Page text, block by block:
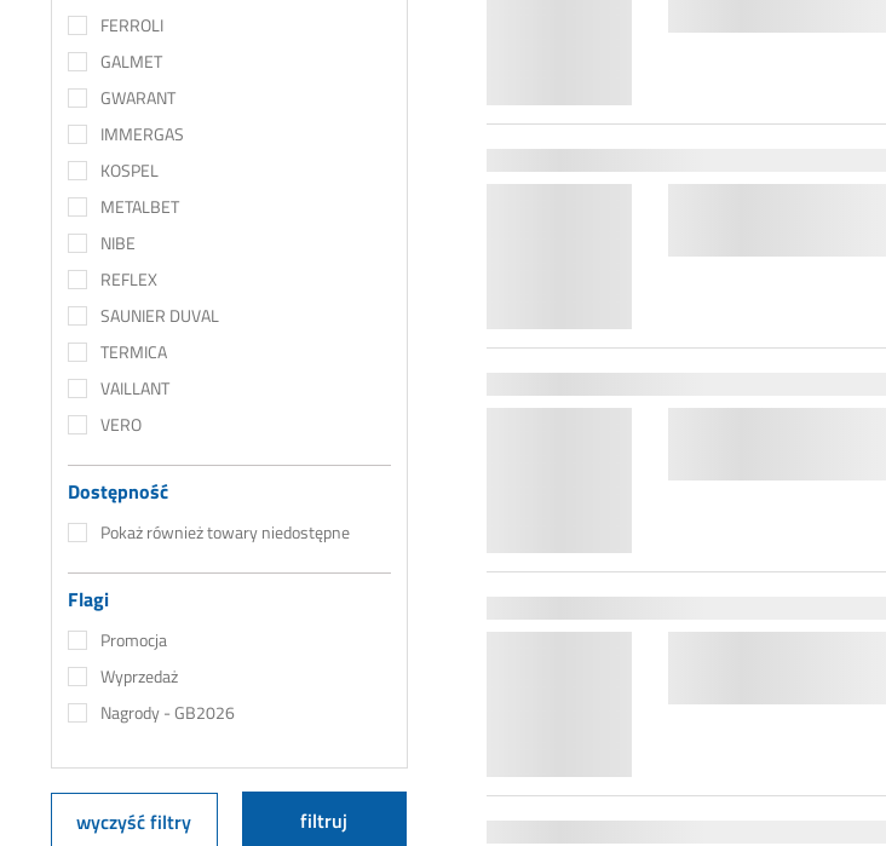
FERROLI
GALMET
GWARANT
IMMERGAS
KOSPEL
METALBET
NIBE
REFLEX
SAUNIER DUVAL
TERMICA
VAILLANT
VERO
Dostępność
Pokaż również towary niedostępne
Flagi
Promocja
Wyprzedaż
Nagrody - GB2026
filtruj
wyczyść filtry